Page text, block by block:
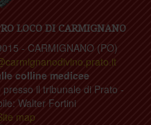
LOCO DI CARMIGNANO
- CARMIGNANO (PO)
colline medicee
il tribunale di Prato -
Walter Fortini
map